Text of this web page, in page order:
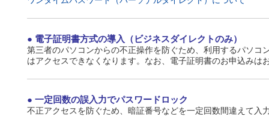
電子証明書方式の導入（ビジネスダイレクトのみ）
第三者のパソコンからの不正操作を防ぐため、利用するパソ
はアクセスできなくなります。なお、電子証明書のお申込みは
一定回数の誤入力でパスワードロック
不正アクセスを防ぐため、暗証番号などを一定回数間違えて